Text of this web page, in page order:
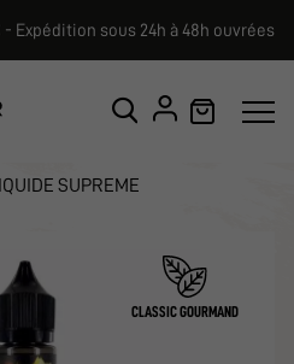
Expédition sous 24h à 48h ouvrées
SUPREME
CLASSIC GOURMAND